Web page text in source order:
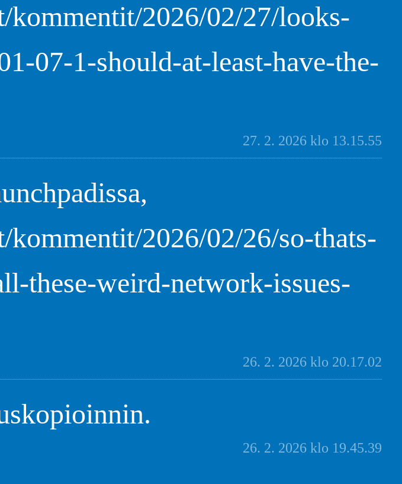
kommentit/2026/02/27/looks-
07-1-should-at-least-have-the-
27. 2. 2026 klo 13.15.55
2026/02/26/so-thats-
these-weird-network-issues-
26. 2. 2026 klo 20.17.02
26. 2. 2026 klo 19.45.39